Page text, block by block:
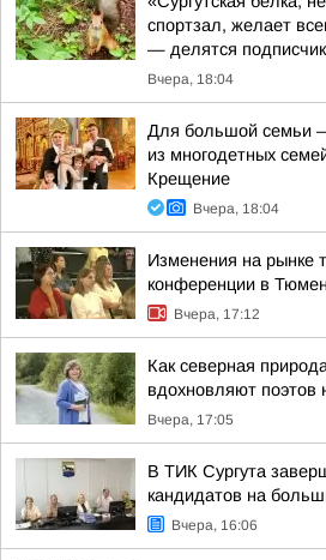
спортзал, желает
— делятся
Вчера, 18:04
Для большой семьи
из многодетных
Крещение
Вчера, 18:04
Изменения на рынке
конференции в
Вчера, 17:12
Как северная
вдохновляют поэтов
Вчера, 17:05
В ТИК Сургута
кандидатов на
Вчера, 16:06